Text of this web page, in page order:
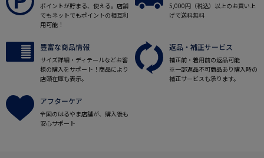
ポイントが貯まる、使える。店舗
でもネットでもポイントの相互利
用可能！
5,000円（税込）以上のお買い上
げで送料無料
豊富な商品情報
サイズ詳細・ディテールなどお客
様の購入をサポート！商品により
店頭在庫も表示。
返品・補正サービス
補正前・着用前の返品可能
※一部返品不可商品あり購入時の
補正サービスも承ります。
アフターケア
全国のはるやま店舗が、購入後も
安心サポート